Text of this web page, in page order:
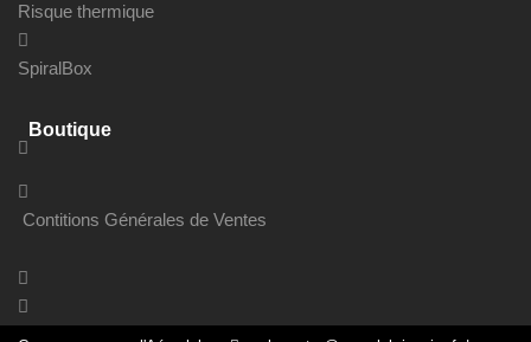
Risque thermique
SpiralBox
Boutique
Contitions Générales de Ventes